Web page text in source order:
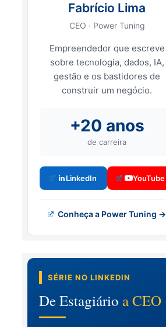
Fabrício Lima
CEO · Power Tuning
Empreendedor que escreve
sobre tecnologia, dados, IA,
gestão e os bastidores de
construir um negócio.
+20 anos
de carreira
LinkedIn YouTube
Conheça a Power Tuning →
SÉRIE NO LINKEDIN
De Estagiário a CEO